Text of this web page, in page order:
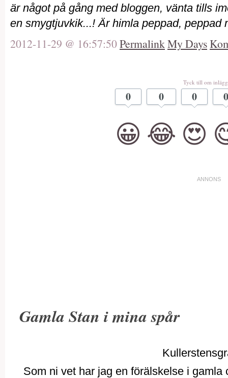
är något på gång med bloggen, vänta tills
en smygtjuvkik...! Är himla peppad, peppad
2012-11-29 @ 16:57:50PermalinkMy Days
Tyck till om
0
😀
0
😂
0
😍
0
Gamla Stan i mina spår
Som ni vet har jag en förälskelse i